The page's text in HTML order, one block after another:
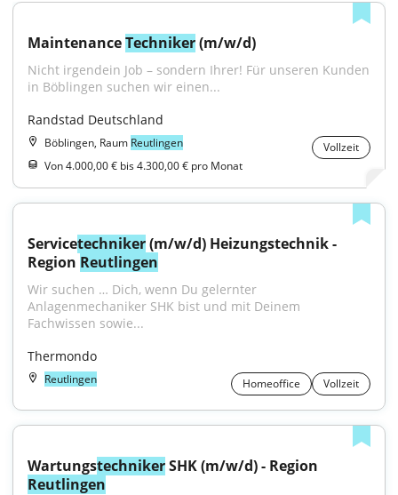
Maintenance Techniker (m/w/d)
Nicht irgendein Job – sondern Ihrer! Für unseren Kunden
in Böblingen suchen wir einen...
Randstad Deutschland
Böblingen, Raum Reutlingen
Vollzeit
Von 4.000,00 € bis 4.300,00 € pro Monat
Servicetechniker (m/w/d) Heizungstechnik -
Region Reutlingen
Wir suchen … Dich, wenn Du gelernter
Anlagenmechaniker SHK bist und mit Deinem
Fachwissen sowie...
Thermondo
Reutlingen Homeoffice Vollzeit
Wartungstechniker
Reutlingen